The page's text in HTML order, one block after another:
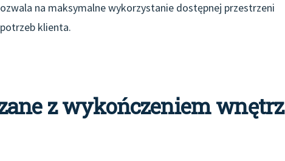
na maksymalne wykorzystanie dostępnej przestrzeni
klienta.
z wykończeniem wnętrz